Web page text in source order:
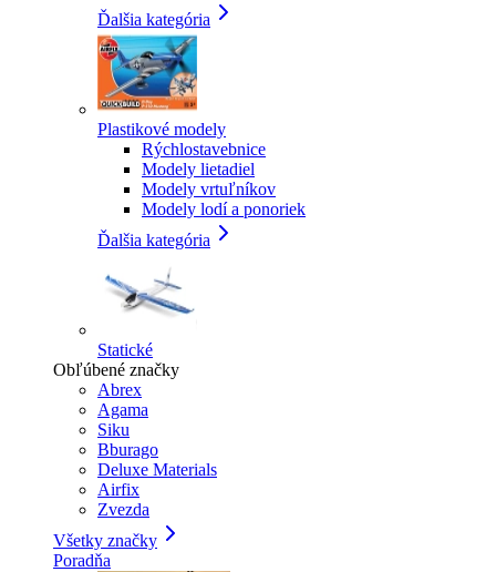
Ďalšia kategória
Plastikové modely
Rýchlostavebnice
Modely lietadiel
Modely vrtuľníkov
Modely lodí a ponoriek
Ďalšia kategória
Statické
Obľúbené značky
Abrex
Agama
Siku
Bburago
Deluxe Materials
Airfix
Zvezda
Všetky značky
Poradňa